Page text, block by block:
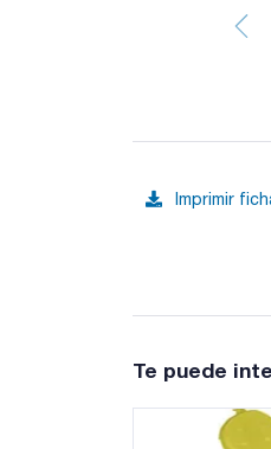
Imprimir
Te puede